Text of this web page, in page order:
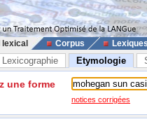
lexical Corpus
Lexicographie Etymologie
une forme
notices corrigées